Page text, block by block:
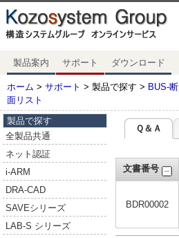
製品案内 サポート ダウンロード
ホーム > サポート > 製品で探す > BUS-断
面リスト
製品で探す
全製品共通
ネット認証
i-ARM
DRA-CAD
SAVEシリーズ
LAB-S シリーズ
Ｑ＆Ａ
文書番号
BDR00002